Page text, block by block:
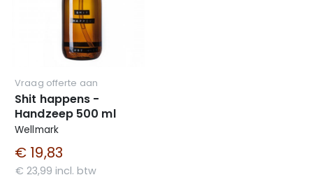
Vraag offerte aan
Shit happens -
Handzeep 500 ml
Wellmark
€ 19,83
€ 23,99 incl. btw